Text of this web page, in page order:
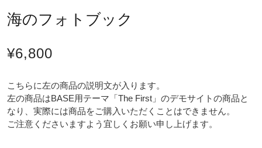
海のフォトブック
¥6,800
こちらに左の商品の説明文が入ります。
左の商品はBASE用テーマ「The First」のデモサイトの商品と
なり、実際には商品をご購入いただくことはできません。
ご注意くださいますよう宜しくお願い申し上げます。